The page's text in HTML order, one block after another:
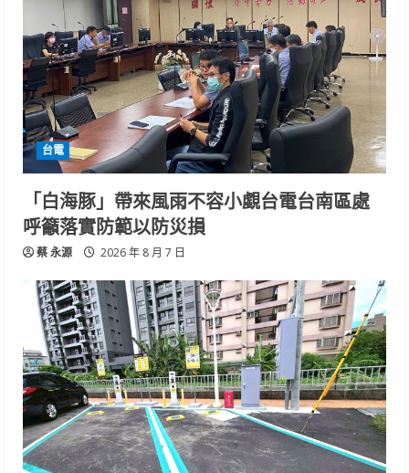
台電
「白海豚」帶來風雨不容小覷台電台南區處
呼籲落實防範以防災損
蔡 永源 2026 年 8 月 7 日